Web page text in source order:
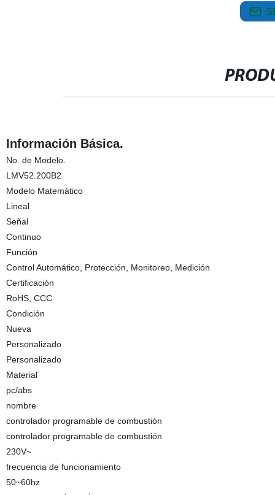
Información Básica.
No. de Modelo.
LMV52.200B2
Modelo Matemático
Lineal
Señal
Continuo
Función
Control Automático, Protección, Monitoreo, Medición
Certificación
RoHS, CCC
Condición
Nueva
Personalizado
Personalizado
Material
pc/abs
nombre
controlador programable de combustión
controlador programable de combustión
230V~
frecuencia de funcionamiento
50~60hz